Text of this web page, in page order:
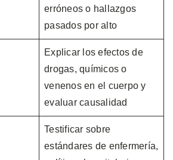
erróneos o hallazgos
pasados por alto
Explicar los efectos de
drogas, químicos o
venenos en el cuerpo y
evaluar causalidad
Testificar sobre
estándares de enfermería,